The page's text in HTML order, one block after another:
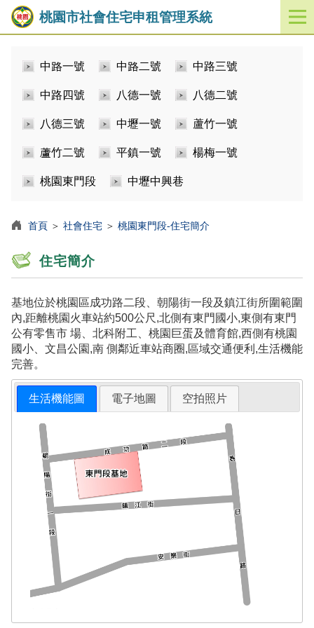
桃園市社會住宅申租管理系統
開
啟
中路一號 中路二號 中路三號
中路四號 八德一號 八德二號
八德三號 中壢一號 蘆竹一號
蘆竹二號 平鎮一號 楊梅一號
桃園東門段 中壢中興巷
首頁 ＞ 社會住宅 ＞ 桃園東門段-住宅簡介
住宅簡介
基地位於桃園區成功路二段、朝陽街一段及鎮江街所圍範圍
內,距離桃園火車站約500公尺,北側有東門國小,東側有東門
公有零售市 場、北科附工、桃園巨蛋及體育館,西側有桃園
國小、文昌公園,南 側鄰近車站商圈,區域交通便利,生活機能
完善。
生活機能圖 電子地圖 空拍照片